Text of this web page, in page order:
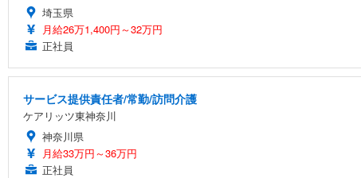
埼玉県
月給26万1,400円～32万円
正社員
サービス提供責任者/常勤/訪問介護
ケアリッツ東神奈川
神奈川県
月給33万円～36万円
正社員